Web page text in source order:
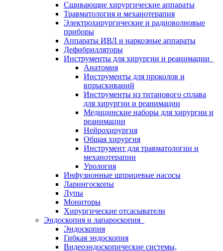
Сшивающие хирургические аппараты
Травматология и механотерапия
Электрохирургические и радиоволновые
приборы
Аппараты ИВЛ и наркозные аппараты
Дефибрилляторы
Инструменты для хирургии и реанимации
Анатомия
Инструменты для проколов и
впрыскиваний
Инструменты из титанового сплава
для хирургии и реанимации
Медицинские наборы для хирургии и
реанимации
Нейрохирургия
Общая хирургия
Инструмент для травматологии и
механотерапии
Урология
Инфузионные шприцевые насосы
Ларингоскопы
Лупы
Мониторы
Хирургические отсасыватели
Эндоскопия и лапароскопия
Эндоскопия
Гибкая эндоскопия
Видеоэндоскопические системы,